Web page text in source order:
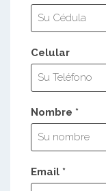
Celular
Nombre *
Email *